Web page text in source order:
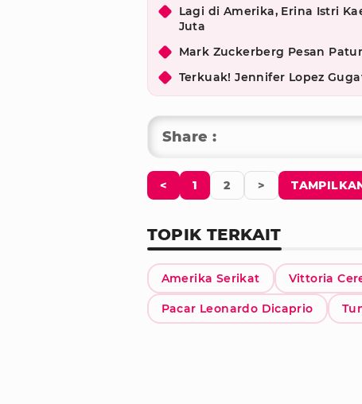
Lagi di Amerika, Erina Istri
Juta
Mark Zuckerberg Pesan
Terkuak! Jennifer Lopez
Share :
< 1 2 >
TOPIK TERKAIT
Amerika Serikat Vittoria
Pacar Leonardo Dicaprio